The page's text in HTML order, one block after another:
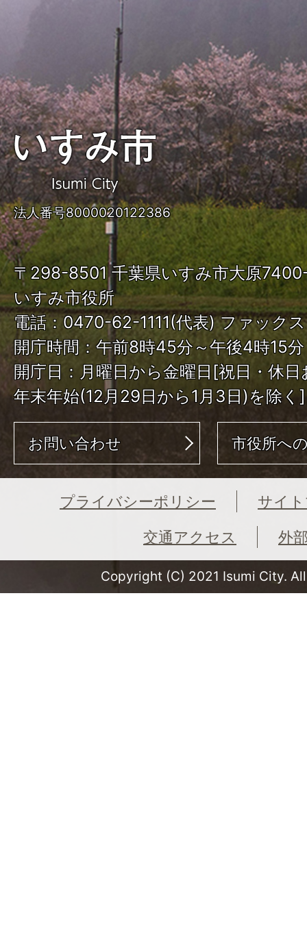
い
す
み
市
ISUMI
City
法人番号8000020122386
〒298-8501 千葉県いすみ市大原
いすみ市役所
電話：0470-62-1111(代表) ファック
開庁時間：午前8時45分～午後4時15分
開庁日：月曜日から金曜日[祝日・休日
年末年始(12月29日から1月3日)を除く]
お問い合わせ 市役所へ
プライバシーポリシー
サイ
交通アクセス
外
Copyright (C) 2021 Isumi City.